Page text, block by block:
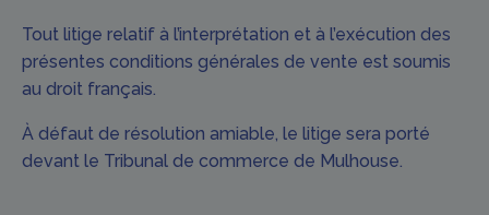
Tout litige relatif à l’interprétation et à l’exécution des
présentes conditions générales de vente est soumis
au droit français.
À défaut de résolution amiable, le litige sera porté
devant le Tribunal de commerce de Mulhouse.